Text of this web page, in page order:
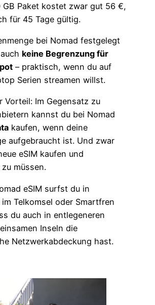
GB Paket kostet zwar gut 56 €,
für 45 Tage gültig.
bei Nomad festgelegt
keine Begrenzung für
– praktisch, wenn du auf
Serien streamen willst.
Vorteil: Im Gegensatz zu
kannst du bei Nomad
kaufen, wenn deine
aufgebraucht ist. Und zwar
eSIM kaufen und
müssen.
eSIM surfst du in
Telkomsel oder Smartfren
du auch in entlegeneren
Inseln die
Netzwerkabdeckung hast.